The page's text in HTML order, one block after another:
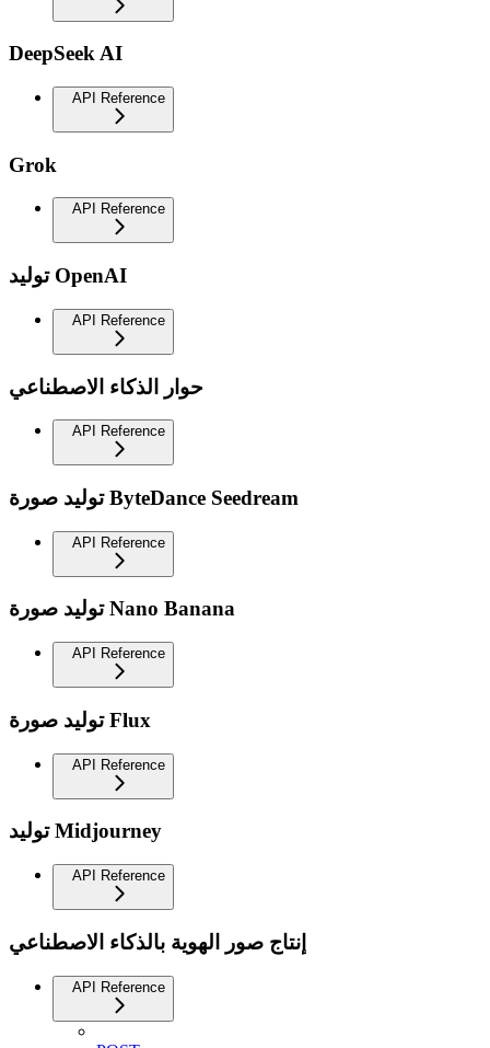
DeepSeek AI
API Reference
Grok
API Reference
توليد OpenAI
API Reference
حوار الذكاء الاصطناعي
API Reference
توليد صورة ByteDance Seedream
API Reference
توليد صورة Nano Banana
API Reference
توليد صورة Flux
API Reference
توليد Midjourney
API Reference
إنتاج صور الهوية بالذكاء الاصطناعي
API Reference